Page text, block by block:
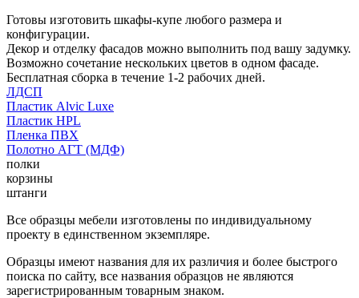
Готовы изготовить шкафы-купе любого размера и
конфигурации.
Декор и отделку фасадов можно выполнить под вашу задумку.
Возможно сочетание нескольких цветов в одном фасаде.
Бесплатная сборка в течение 1-2 рабочих дней.
ЛДСП
Пластик Alvic Luxe
Пластик HPL
Пленка ПВХ
Полотно АГТ (МДФ)
полки
корзины
штанги
Все образцы мебели изготовлены по индивидуальному
проекту в единственном экземпляре.
Образцы имеют названия для их различия и более быстрого
поиска по сайту, все названия образцов не являются
зарегистрированным товарным знаком.